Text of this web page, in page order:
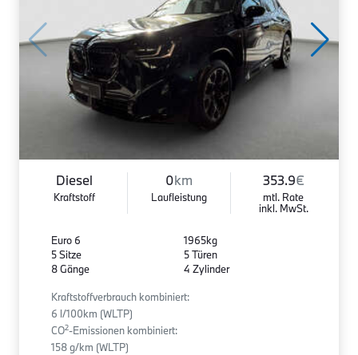
Diesel
Kraftstoff
0km
Laufleistung
353.9€
mtl. Rate
inkl. MwSt.
Euro 6
5 Sitze
8 Gänge
1965kg
5 Türen
4 Zylinder
Kraftstoffverbrauch kombiniert:
6 l/100km (WLTP)
CO2-Emissionen kombiniert:
158 g/km (WLTP)